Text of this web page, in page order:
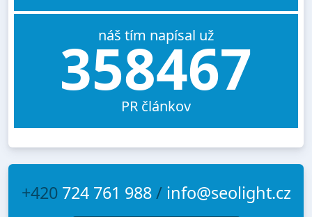
náš tím napísal už
358467
PR článkov
+420 724 761 988/ info@seolight.cz